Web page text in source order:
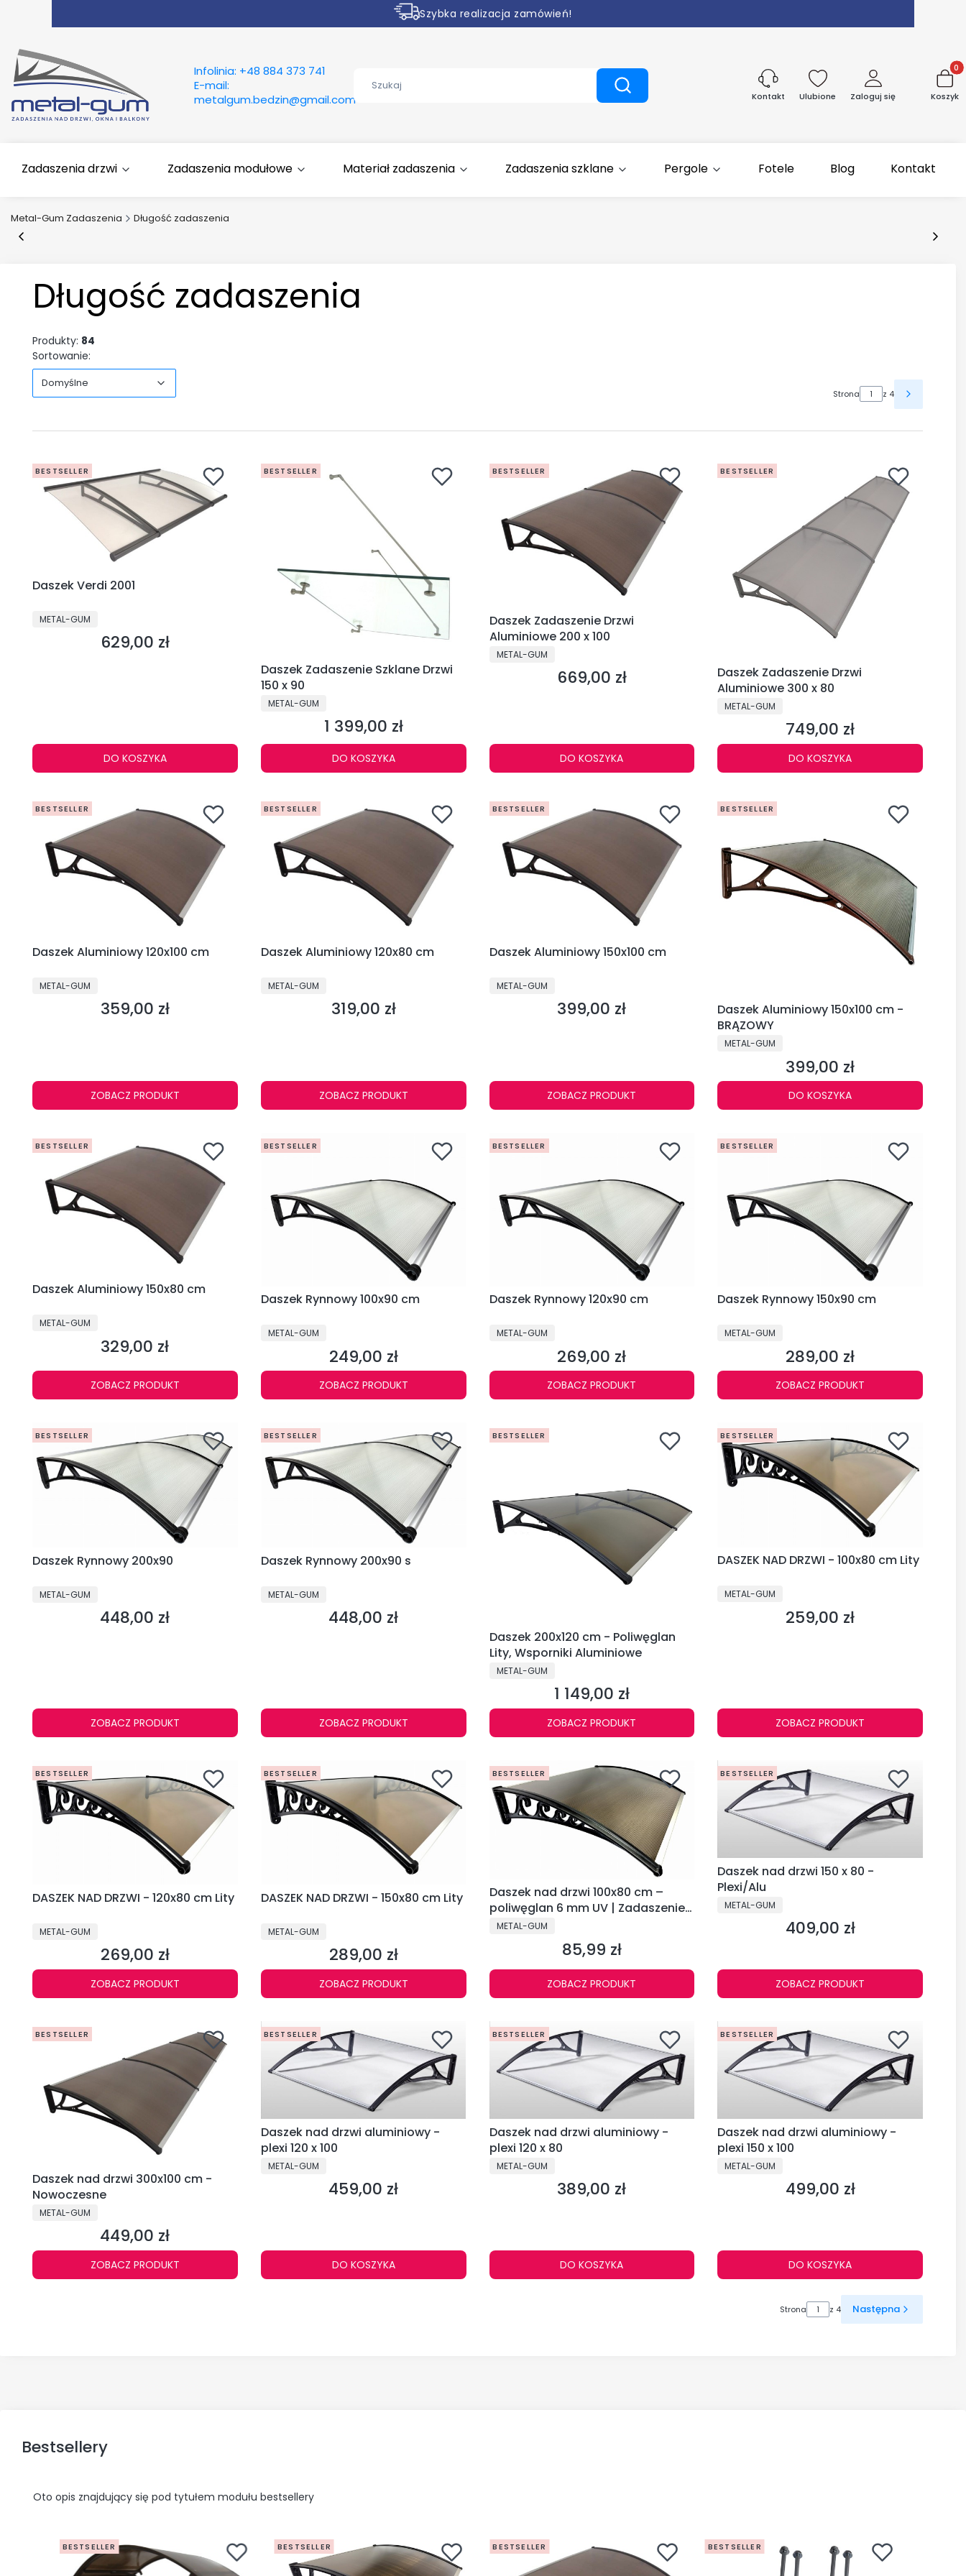
Szybka realizacja zamówień!
Infolinia: +48 884 373 741
E-mail:
metalgum.bedzin@gmail.com
WyczyśćSzukaj Kontakt Ulubione Zaloguj się Koszyk
Zadaszenia drzwi Zadaszenia modułowe Materiał zadaszenia Zadaszenia szklane Pergole Fotele Blog Kontakt
Metal-Gum Zadaszenia Długość zadaszenia
Długość zadaszenia
Produkty: 84
Sortowanie:
Domyślne
Strona z 4
BESTSELLER
Daszek Verdi 2001
PRODUCENT
METAL-GUM
Cena
629,00 zł
DO KOSZYKA
BESTSELLER
Daszek Zadaszenie Szklane Drzwi
150 x 90
PRODUCENT
METAL-GUM
Cena
1 399,00 zł
DO KOSZYKA
BESTSELLER
Daszek Zadaszenie Drzwi
Aluminiowe 200 x 100
PRODUCENT
METAL-GUM
Cena
669,00 zł
DO KOSZYKA
BESTSELLER
Daszek Zadaszenie Drzwi
Aluminiowe 300 x 80
PRODUCENT
METAL-GUM
Cena
749,00 zł
DO KOSZYKA
BESTSELLER
Daszek Aluminiowy 120x100 cm
PRODUCENT
METAL-GUM
Cena
359,00 zł
ZOBACZ PRODUKT
BESTSELLER
Daszek Aluminiowy 120x80 cm
PRODUCENT
METAL-GUM
Cena
319,00 zł
ZOBACZ PRODUKT
BESTSELLER
Daszek Aluminiowy 150x100 cm
PRODUCENT
METAL-GUM
Cena
399,00 zł
ZOBACZ PRODUKT
BESTSELLER
Daszek Aluminiowy 150x100 cm -
BRĄZOWY
PRODUCENT
METAL-GUM
Cena
399,00 zł
DO KOSZYKA
BESTSELLER
Daszek Aluminiowy 150x80 cm
PRODUCENT
METAL-GUM
Cena
329,00 zł
ZOBACZ PRODUKT
BESTSELLER
Daszek Rynnowy 100x90 cm
PRODUCENT
METAL-GUM
Cena
249,00 zł
ZOBACZ PRODUKT
BESTSELLER
Daszek Rynnowy 120x90 cm
PRODUCENT
METAL-GUM
Cena
269,00 zł
ZOBACZ PRODUKT
BESTSELLER
Daszek Rynnowy 150x90 cm
PRODUCENT
METAL-GUM
Cena
289,00 zł
ZOBACZ PRODUKT
BESTSELLER
Daszek Rynnowy 200x90
PRODUCENT
METAL-GUM
Cena
448,00 zł
ZOBACZ PRODUKT
BESTSELLER
Daszek Rynnowy 200x90 s
PRODUCENT
METAL-GUM
Cena
448,00 zł
ZOBACZ PRODUKT
BESTSELLER
Daszek 200x120 cm - Poliwęglan
Lity, Wsporniki Aluminiowe
PRODUCENT
METAL-GUM
Cena
1 149,00 zł
ZOBACZ PRODUKT
BESTSELLER
DASZEK NAD DRZWI - 100x80 cm Lity
PRODUCENT
METAL-GUM
Cena
259,00 zł
ZOBACZ PRODUKT
BESTSELLER
DASZEK NAD DRZWI - 120x80 cm Lity
PRODUCENT
METAL-GUM
Cena
269,00 zł
ZOBACZ PRODUKT
BESTSELLER
DASZEK NAD DRZWI - 150x80 cm Lity
PRODUCENT
METAL-GUM
Cena
289,00 zł
ZOBACZ PRODUKT
BESTSELLER
Daszek nad drzwi 100x80 cm –
poliwęglan 6 mm UV | Zadaszenie
wejścia
PRODUCENT
METAL-GUM
Cena
85,99 zł
ZOBACZ PRODUKT
BESTSELLER
Daszek nad drzwi 150 x 80 -
Plexi/Alu
PRODUCENT
METAL-GUM
Cena
409,00 zł
ZOBACZ PRODUKT
BESTSELLER
Daszek nad drzwi 300x100 cm -
Nowoczesne
PRODUCENT
METAL-GUM
Cena
449,00 zł
ZOBACZ PRODUKT
BESTSELLER
Daszek nad drzwi aluminiowy -
plexi 120 x 100
PRODUCENT
METAL-GUM
Cena
459,00 zł
DO KOSZYKA
BESTSELLER
Daszek nad drzwi aluminiowy -
plexi 120 x 80
PRODUCENT
METAL-GUM
Cena
389,00 zł
DO KOSZYKA
BESTSELLER
Daszek nad drzwi aluminiowy -
plexi 150 x 100
PRODUCENT
METAL-GUM
Cena
499,00 zł
DO KOSZYKA
Strona z 4 Następna
Bestsellery
Oto opis znajdujący się pod tytułem modułu bestsellery
BESTSELLER BESTSELLER BESTSELLER BESTSELLER